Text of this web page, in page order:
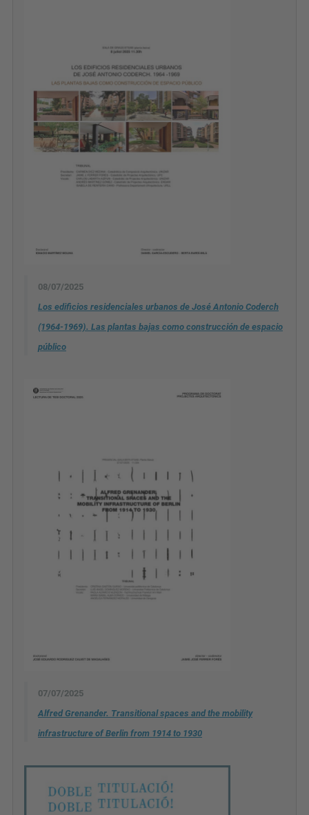
08/07/2025
Los edificios residenciales urbanos de José Antonio Coderch
(1964-1969). Las plantas bajas como construcción de espacio
público
07/07/2025
Alfred Grenander. Transitional spaces and the mobility
infrastructure of Berlin from 1914 to 1930